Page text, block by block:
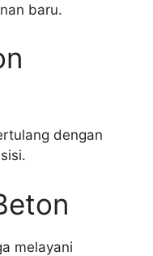
baru.
dengan
melayani